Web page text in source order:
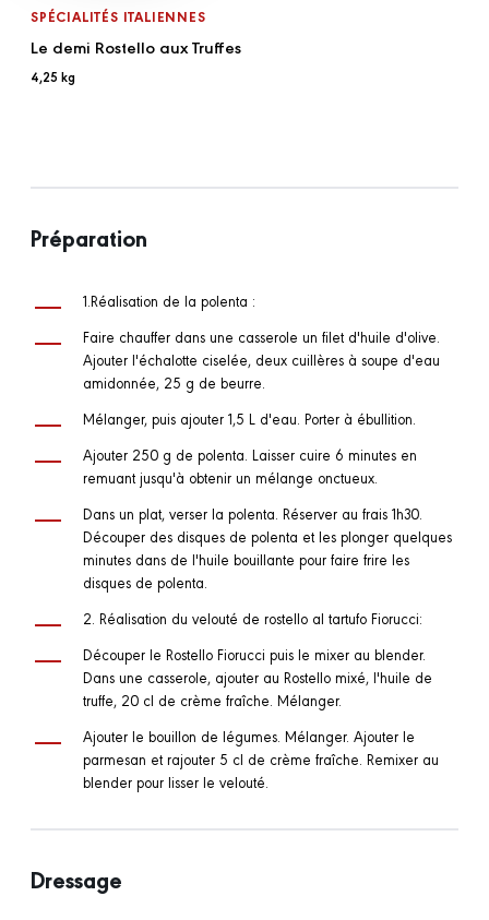
SPÉCIALITÉS ITALIENNES
Le demi Rostello aux Truffes
4,25 kg
Préparation
1.Réalisation de la polenta :
Faire chauffer dans une casserole un filet d'huile d'olive.
Ajouter l'échalotte ciselée, deux cuillères à soupe d'eau
amidonnée, 25 g de beurre.
Mélanger, puis ajouter 1,5 L d'eau. Porter à ébullition.
Ajouter 250 g de polenta. Laisser cuire 6 minutes en
remuant jusqu'à obtenir un mélange onctueux.
Dans un plat, verser la polenta. Réserver au frais 1h30.
Découper des disques de polenta et les plonger quelques
minutes dans de l'huile bouillante pour faire frire les
disques de polenta.
2. Réalisation du velouté de rostello al tartufo Fiorucci:
Découper le Rostello Fiorucci puis le mixer au blender.
Dans une casserole, ajouter au Rostello mixé, l'huile de
truffe, 20 cl de crème fraîche. Mélanger.
Ajouter le bouillon de légumes. Mélanger. Ajouter le
parmesan et rajouter 5 cl de crème fraîche. Remixer au
blender pour lisser le velouté.
Dressage